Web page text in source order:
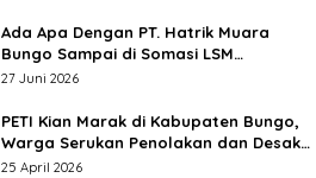
Ada Apa Dengan PT. Hatrik Muara
Bungo Sampai di Somasi LSM
Lingkungan Hidup
27 Juni 2026
PETI Kian Marak di Kabupaten Bungo,
Warga Serukan Penolakan dan Desak
Penindakan Tegas Sebelum Bencana
25 April 2026